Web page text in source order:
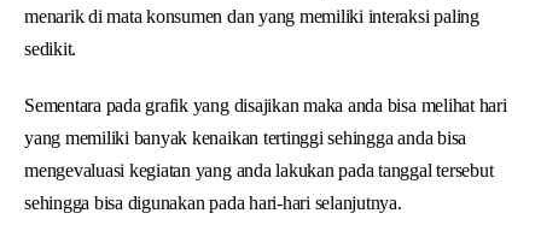
menarik di mata konsumen dan yang memiliki interaksi paling
sedikit.
Sementara pada grafik yang disajikan maka anda bisa melihat hari
yang memiliki banyak kenaikan tertinggi sehingga anda bisa
mengevaluasi kegiatan yang anda lakukan pada tanggal tersebut
sehingga bisa digunakan pada hari-hari selanjutnya.